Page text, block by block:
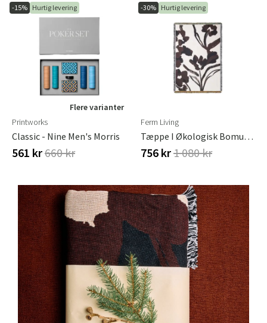
-15% Hurtig levering
Flere varianter
Printworks
Classic - Nine Men's Morris
561 kr660 kr
-30% Hurtig levering
Ferm Living
Tæppe I Økologisk Bomuld Cilla
756 kr1 080 kr